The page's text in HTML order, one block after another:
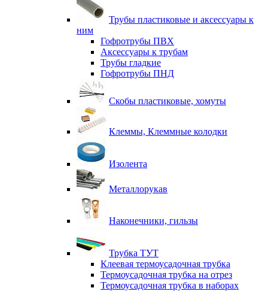
Трубы пластиковые и аксессуары к
ним
Гофротрубы ПВХ
Аксессуары к трубам
Трубы гладкие
Гофротрубы ПНД
Скобы пластиковые, хомуты
Клеммы, Клеммные колодки
Изолента
Металлорукав
Наконечники, гильзы
Трубка ТУТ
Клеевая термоусадочная трубка
Термоусадочная трубка на отрез
Термоусадочная трубка в наборах